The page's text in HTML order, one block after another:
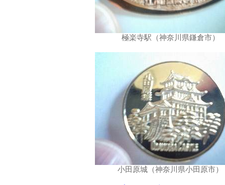
極楽寺駅（神奈川県鎌倉市）
小田原城（神奈川県小田原市）